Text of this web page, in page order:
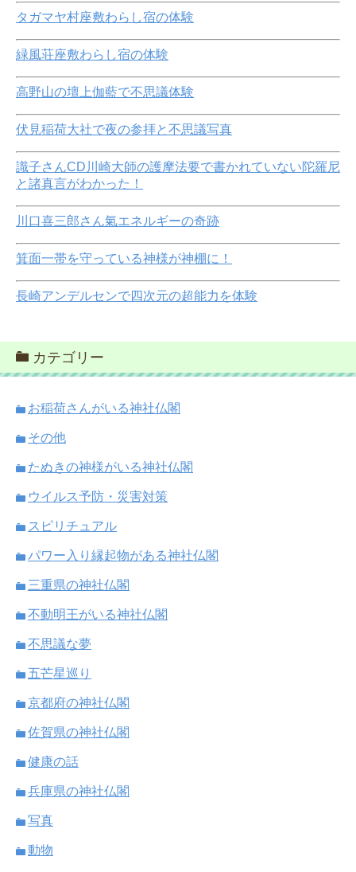
タガマヤ村座敷わらし宿の体験
緑風荘座敷わらし宿の体験
高野山の壇上伽藍で不思議体験
伏見稲荷大社で夜の参拝と不思議写真
識子さんCD川崎大師の護摩法要で書かれていない陀羅尼
と諸真言がわかった！
川口喜三郎さん氣エネルギーの奇跡
箕面一帯を守っている神様が神棚に！
長崎アンデルセンで四次元の超能力を体験
カテゴリー
お稲荷さんがいる神社仏閣
その他
たぬきの神様がいる神社仏閣
ウイルス予防・災害対策
スピリチュアル
パワー入り縁起物がある神社仏閣
三重県の神社仏閣
不動明王がいる神社仏閣
不思議な夢
五芒星巡り
京都府の神社仏閣
佐賀県の神社仏閣
健康の話
兵庫県の神社仏閣
写真
動物